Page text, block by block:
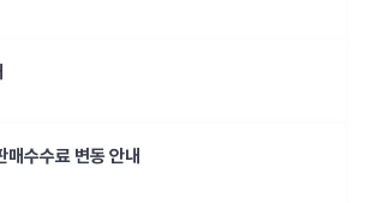
수수료 변동 안내